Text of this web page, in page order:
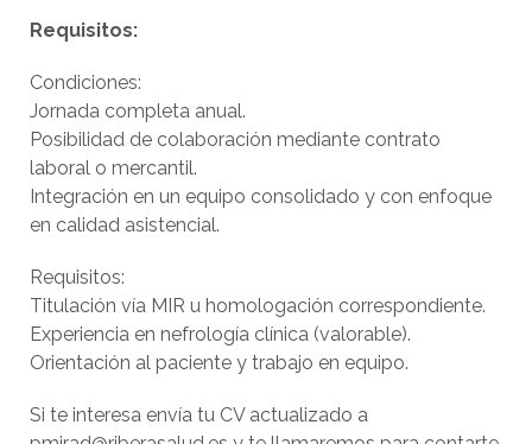
Requisitos:
Condiciones:
Jornada completa anual.
Posibilidad de colaboración mediante contrato
laboral o mercantil.
Integración en un equipo consolidado y con enfoque
en calidad asistencial.
Requisitos:
Titulación vía MIR u homologación correspondiente.
Experiencia en nefrología clínica (valorable).
Orientación al paciente y trabajo en equipo.
Si te interesa envía tu CV actualizado a